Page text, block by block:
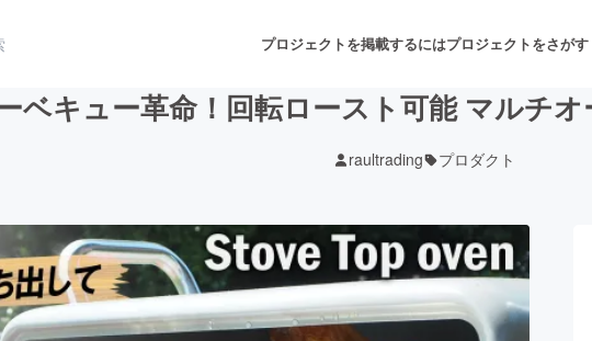
プロジェクトを掲載するにはプロジェクトをさがす
音楽 舞台・パフ
ガジェット ゲーム・サービス開発 フード・飲食店
ベキュー革命！回転ロースト可能 マルチ
raultrading プロダクト